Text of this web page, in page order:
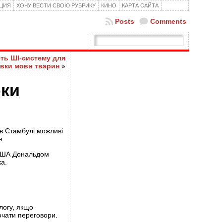
ХОЧУ ВЕСТИ СВОЮ РУБРИКУ КИНО КАРТА САЙТА
Comments
Posts
ШІ-систему для
мови тварин »
Стамбулі можливі
Дональдом
якщо
переговори.